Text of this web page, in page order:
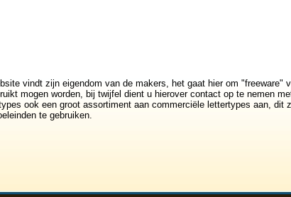
vindt zijn eigendom van de makers, het gaat hier om "freeware"
mogen worden, bij twijfel dient u hierover contact op te nemen
ook een groot assortiment aan commerciële lettertypes aan, dit
te gebruiken.